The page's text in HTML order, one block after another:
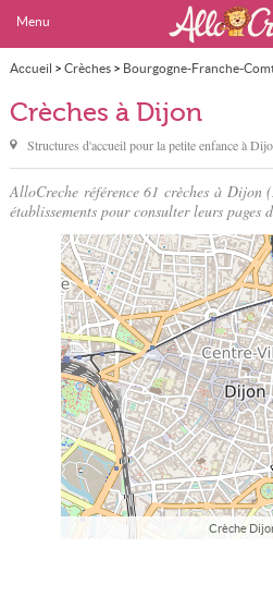
Menu
Accueil > Crèches> Bourgogne-Franche-
Crèches à Dijon
Structures d'accueil pour la petite enfance à
AlloCreche référence 61 crèches à Dijon
établissements pour consulter leurs pages
Crèche